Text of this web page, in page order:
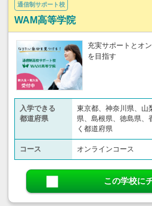
通信制サポート校
WAM高等学院
充実サポートとオ
を目指す
入学できる
都道府県
東京都、神奈川県、山
県、島根県、徳島県、
く都道府県
コース オンラインコース
この学校に